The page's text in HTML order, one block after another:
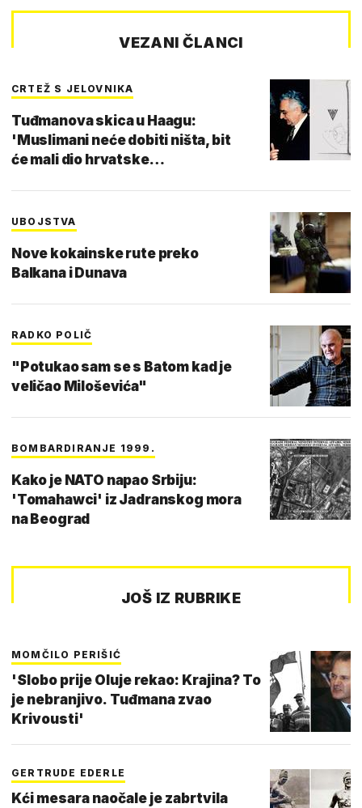
VEZANI ČLANCI
CRTEŽ S JELOVNIKA
Tuđmanova skica u Haagu:
'Muslimani neće dobiti ništa, bit
će mali dio hrvatske…
UBOJSTVA
Nove kokainske rute preko
Balkana i Dunava
RADKO POLIČ
"Potukao sam se s Batom kad je
veličao Miloševića"
BOMBARDIRANJE 1999.
Kako je NATO napao Srbiju:
'Tomahawci' iz Jadranskog mora
na Beograd
JOŠ IZ RUBRIKE
MOMČILO PERIŠIĆ
'Slobo prije Oluje rekao: Krajina? To
je nebranjivo. Tuđmana zvao
Krivousti'
GERTRUDE EDERLE
Kći mesara naočale je zabrtvila